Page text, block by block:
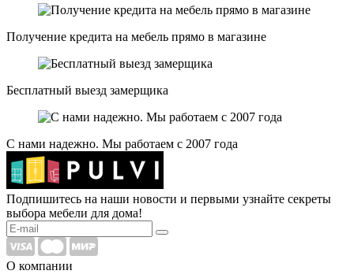
Получение кредита на мебель прямо в магазине
Бесплатный выезд замерщика
С нами надежно. Мы работаем с 2007 года
Подпишитесь на наши новости и первыми узнайте секреты
выбора мебели для дома!
О компании